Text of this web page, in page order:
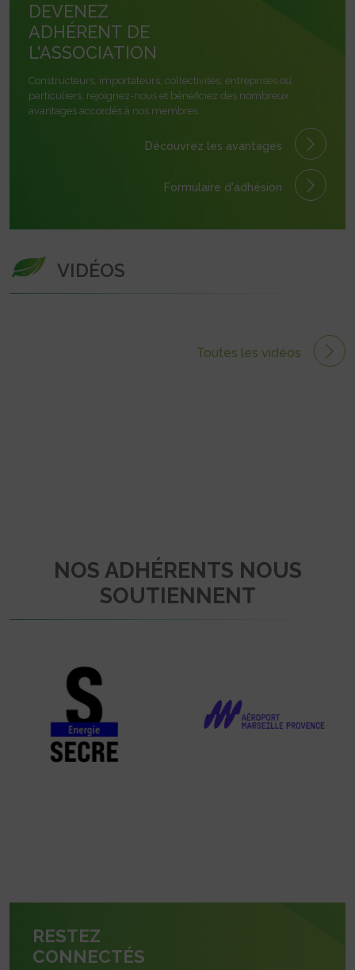
DEVENEZ
ADHÉRENT DE
L'ASSOCIATION
Constructeurs, importateurs, collectivités, entreprises ou
particuliers, rejoignez-nous et bénéficiez des nombreux
avantages accordés à nos membres.
Découvrez les avantages
Formulaire d'adhésion
VIDÉOS
Toutes les vidéos
NOS ADHÉRENTS NOUS
SOUTIENNENT
RESTEZ
CONNECTÉS